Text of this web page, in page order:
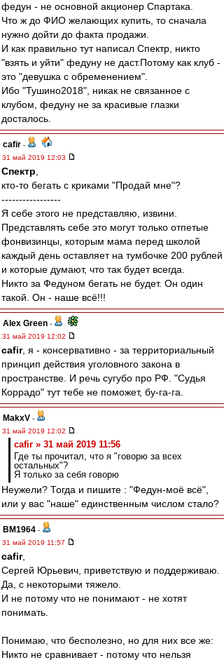
федун - не основной акционер Спартака.
Что ж до ФИО желающих купить, то сначала
нужно дойти до факта продажи.
И как правильно тут написал Спектр, никто
"взять и уйти" федуну не даст.Потому как клуб -
это "девушка с обременением".
Ибо "Тушино2018", никак не связанное с
клубом, федуну не за красивые глазки
досталось.
cafir -
31 май 2019 12:03
Спектр
кто-то бегать с криками "Продай мне"?
-----------------
Я себе этого не представляю, извини.
Представлять себе это могут только отпетые
фонвизинцы, которым мама перед школой
каждый день оставляет на тумбочке 200 рублей
и которые думают, что так будет всегда.
Никто за Федуном бегать не будет. Он один
такой. Он - наше всё!!!
Alex Green -
31 май 2019 12:02
cafir, я - консервативно - за территориальный
принцип действия уголовного закона в
пространстве. И речь сугубо про РФ. "Судья
Коррадо" тут тебе не поможет, бу-га-га.
MakxV -
31 май 2019 12:02
cafir » 31 май 2019 11:56
Где ты прочитал, что я "говорю за всех
остальных"?
Я только за себя говорю
Неужели? Тогда и пишите : "Федун-моё всё",
или у вас "наше" единственным числом стало?
BM1964 -
31 май 2019 11:57
cafir,
Сергей Юрьевич, приветствую и поддерживаю.
Да, с некоторыми тяжело.
И не потому что не понимают - не хотят
понимать.
Понимаю, что бесполезно, но для них все же:
Никто не сравнивает - потому что нельзя